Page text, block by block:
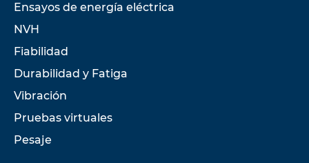
Ensayos de energía eléctrica
NVH
Fiabilidad
Durabilidad y Fatiga
Vibración
Pruebas virtuales
Pesaje